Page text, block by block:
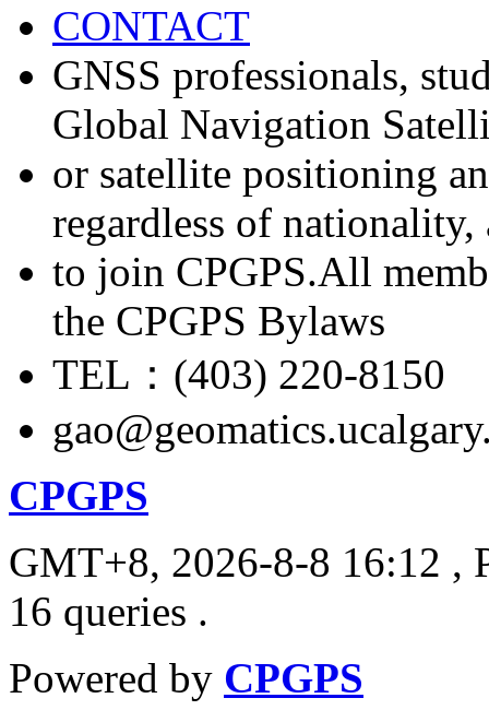
CONTACT
GNSS professionals,
Global Navigation
or satellite positioning
regardless of nationality,
to join CPGPS.All
the CPGPS Bylaws
TEL：(403) 220-8150
CPGPS
GMT+8, 2026-8-8 16:12 ,
16 queries .
Powered by CPGPS